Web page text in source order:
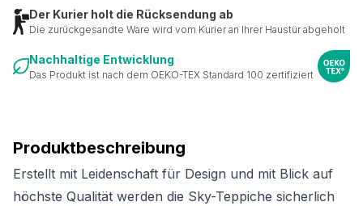
Produktbeschreibung
Erstellt mit Leidenschaft für Design und mit Blick auf
höchste Qualität werden die Sky-Teppiche sicherlich
Der Kurier holt die Rücksendung ab
Die zurückgesandte Ware wird vom Kurier an Ihrer Haustür abgeholt
Nachhaltige Entwicklung
Das Produkt ist nach dem OEKO-TEX Standard 100 zertifiziert